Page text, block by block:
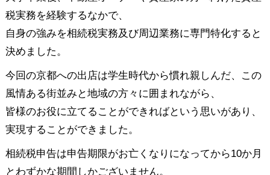
税実務を経験するなかで、
自身の強みを相続税実務及び周辺業務に専門特化すると
決めました。
今回の京都への出店は学生時代から慣れ親しんだ、この
風情ある街並みと地域の方々に囲まれながら、
皆様のお役に立てることができればという思いがあり、
実現することができました。
相続税申告は申告期限がお亡くなりになってから10か月
とわずかな期間しかございません。